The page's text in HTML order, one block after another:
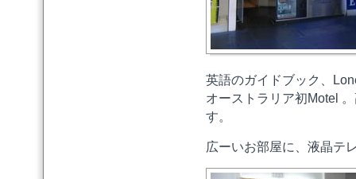
英語のガイドブック、
オーストラリア初Motel
す。
広ーいお部屋に、液晶テ